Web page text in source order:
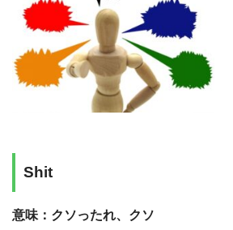
Shit
意味：クソったれ、クソ